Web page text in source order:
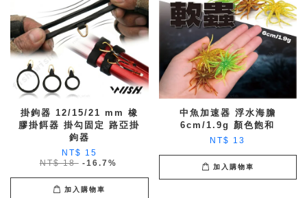
掛鉤器 12/15/21 mm 橡
膠掛餌器 掛勾固定 路亞掛
鉤器
NT$ 15
NT$ 18 -16.7%
加入購物車
中魚加速器 浮水海膽
6cm/1.9g 顏色飽和
NT$ 13
加入購物車